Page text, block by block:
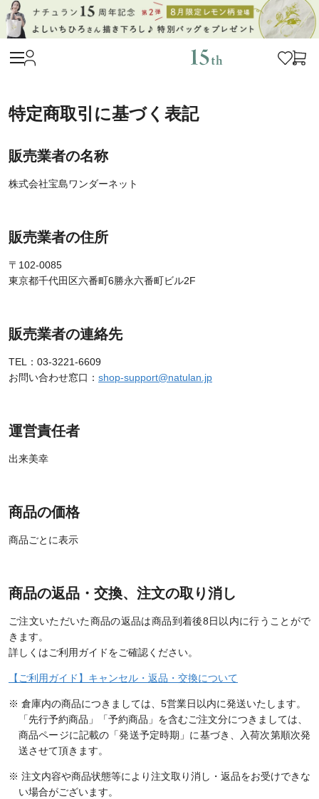
特定商取引に基づく表記
販売業者の名称
株式会社宝島ワンダーネット
販売業者の住所
〒102-0085
東京都千代田区六番町6勝永六番町ビル2F
販売業者の連絡先
TEL：03-3221-6609
お問い合わせ窓口： shop-support@natulan.jp
運営責任者
出来美幸
商品の価格
商品ごとに表示
商品の返品・交換、注文の取り消し
ご注文いただいた商品の返品は商品到着後8日以内に行うことがで
きます。
詳しくはご利用ガイドをご確認ください。
【ご利用ガイド】キャンセル・返品・交換について
※ 倉庫内の商品につきましては、5営業日以内に発送いたします。
「先行予約商品」「予約商品」を含むご注文分につきましては、
商品ページに記載の「発送予定時期」に基づき、入荷次第順次発
送させて頂きます。
※ 注文内容や商品状態等により注文取り消し・返品をお受けできな
い場合がございます。